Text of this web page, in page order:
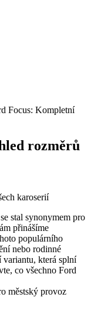
Focus: Kompletní
rozměrů
stal synonymem pro
přinášíme
populárního
nebo rodinné
variantu, která splní
co všechno Ford